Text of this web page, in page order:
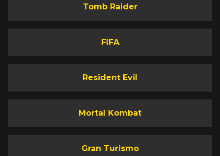
Tomb Raider
FIFA
Resident Evil
Mortal Kombat
Gran Turismo